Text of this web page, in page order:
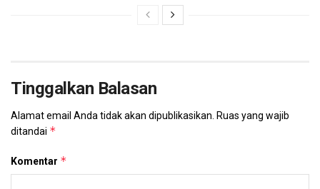
Tinggalkan Balasan
Alamat email Anda tidak akan dipublikasikan. Ruas yang wajib
ditandai *
Komentar *